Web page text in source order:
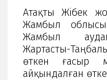
Атақты Жібек
Жамбыл
Жамбыл
Жартасты-
өткен ғасыр
айқындалған